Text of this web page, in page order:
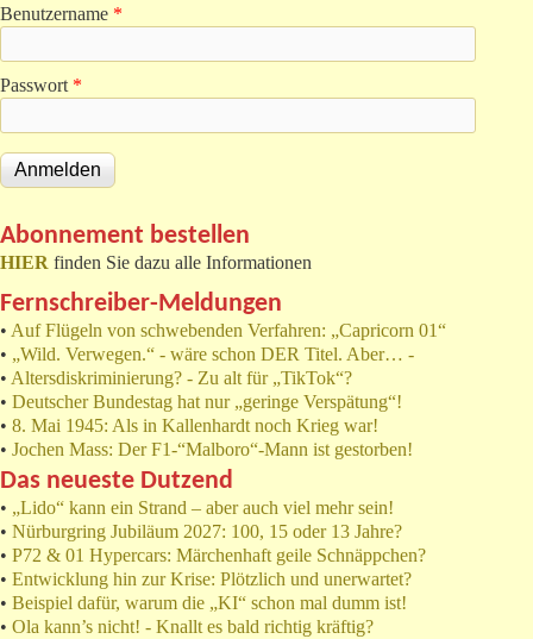
Benutzername *
Passwort *
Abonnement bestellen
HIER finden Sie dazu alle Informationen
Fernschreiber-Meldungen
• Auf Flügeln von schwebenden Verfahren: „Capricorn 01“
• „Wild. Verwegen.“ - wäre schon DER Titel. Aber… -
• Altersdiskriminierung? - Zu alt für „TikTok“?
• Deutscher Bundestag hat nur „geringe Verspätung“!
• 8. Mai 1945: Als in Kallenhardt noch Krieg war!
• Jochen Mass: Der F1-“Malboro“-Mann ist gestorben!
Das neueste Dutzend
• „Lido“ kann ein Strand – aber auch viel mehr sein!
• Nürburgring Jubiläum 2027: 100, 15 oder 13 Jahre?
• P72 & 01 Hypercars: Märchenhaft geile Schnäppchen?
• Entwicklung hin zur Krise: Plötzlich und unerwartet?
• Beispiel dafür, warum die „KI“ schon mal dumm ist!
• Ola kann’s nicht! - Knallt es bald richtig kräftig?